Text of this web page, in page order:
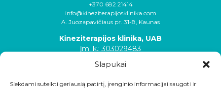
Slapukai
Siekdami suteikti geriausią patirtį, įrenginio informacijai saugoti ir
+370 682 21414
info@kineziterapijosklinika.com
A. Juozapavičiaus pr. 31-8, Kaunas
Kineziterapijos klinika, UAB
Įm. k.: 303029483